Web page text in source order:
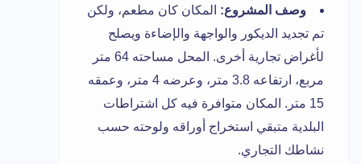
وصف المشروع: المكان كان مطعم، ولكن
تم تجديد الديكور والواجهة والإضاءة ويصلح
لأغراض تجارية أخرى. المحل مساحته 64 متر
مربع، ارتفاعه 3.8 متر، وعرضه 4 متر، وعمقه
15 متر. المكان متوافرة فيه كل اشتراطات
البلدية متبقي استخراج أوراقه ولوحته حسب
نشاطك التجاري.